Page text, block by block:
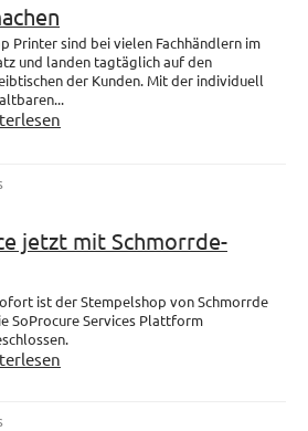
Printer sind bei vielen Fachhändlern im
und landen tagtäglich auf den
der Kunden. Mit der individuell
jetzt mit Schmorrde-
ist der Stempelshop von Schmorrde
SoProcure Services Plattform